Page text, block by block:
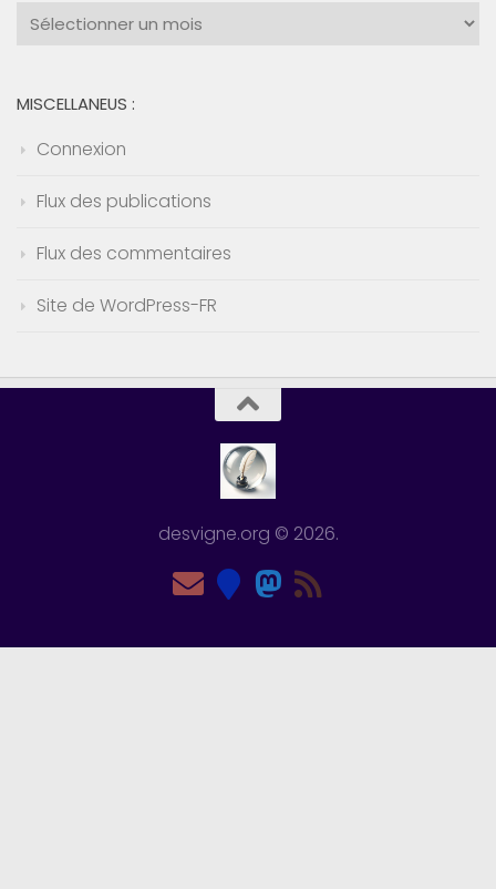
Archives
MISCELLANEUS :
Connexion
Flux des publications
Flux des commentaires
Site de WordPress-FR
desvigne.org © 2026.